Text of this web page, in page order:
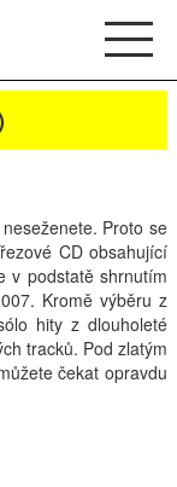
Proto se
CD obsahující
v podstatě shrnutím
Kromě výběru z
hity z dlouholeté
tracků. Pod zlatým
čekat opravdu